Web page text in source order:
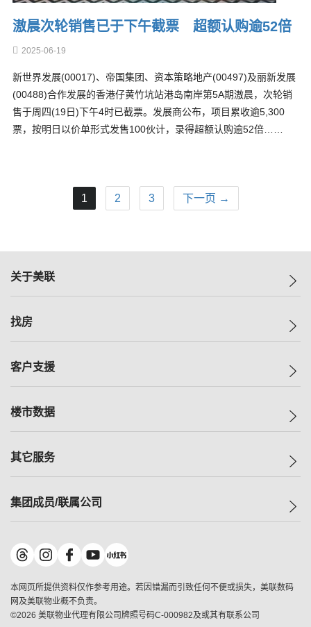
滶晨次轮销售已于下午截票 超额认购逾52倍
2025-06-19
新世界发展(00017)、帝国集团、资本策略地产(00497)及丽新发展
(00488)合作发展的香港仔黄竹坑站港岛南岸第5A期滶晨，次轮销
售于周四(19日)下午4时已截票。发展商公布，项目累收逾5,300
票，按明日以价单形式发售100伙计，录得超额认购逾52倍……
1 2 3 下一页 →
关于美联
美联集团
人才招募
找房
一手新房
减价
美联豪宅
独家楼盘
租房
客户支援
自助放盘
查询热线
按揭计算机
负担能力计算机
转按计算机
缴款方式
楼市数据
指数
历史成交
小区成交排行榜
地区百科
其它服务
小区专页
美联精英会
美善会
地产经纪人管理协会
集团成员/联属公司
美联物业
鋑联控股*
美联工商铺*
美联中国
美联澳门
本网页所提供资料仅作参考用途。若因错漏而引致任何不便或损失，美联数码
网及美联物业概不负责。
©2026 美联物业代理有限公司牌照号码C-000982及或其有联系公司